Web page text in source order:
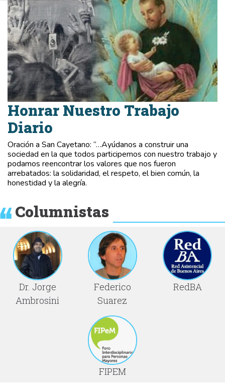
Honrar Nuestro Trabajo
Diario
Oración a San Cayetano: “…Ayúdanos a construir una
sociedad en la que todos participemos con nuestro trabajo y
podamos reencontrar los valores que nos fueron
arrebatados: la solidaridad, el respeto, el bien común, la
honestidad y la alegría.
Columnistas
Dr. Jorge
Ambrosini
Federico
Suarez
RedBA
FIPEM